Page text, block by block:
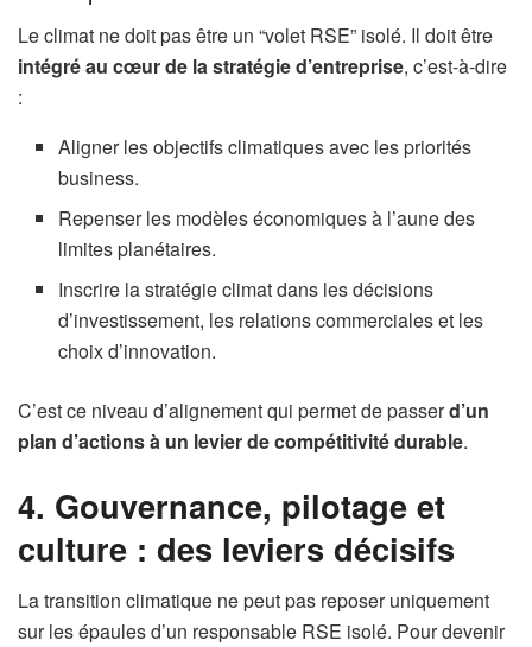
Le climat ne doit pas être un “volet RSE” isolé. Il doit être
intégré au cœur de la stratégie d’entreprise, c’est-à-dire
:
Aligner les objectifs climatiques avec les priorités
business.
Repenser les modèles économiques à l’aune des
limites planétaires.
Inscrire la stratégie climat dans les décisions
d’investissement, les relations commerciales et les
choix d’innovation.
C’est ce niveau d’alignement qui permet de passerd’un
plan d’actions à un levier de compétitivité durable.
4. Gouvernance, pilotage et
culture : des leviers décisifs
La transition climatique ne peut pas reposer uniquement
sur les épaules d’un responsable RSE isolé. Pour devenir